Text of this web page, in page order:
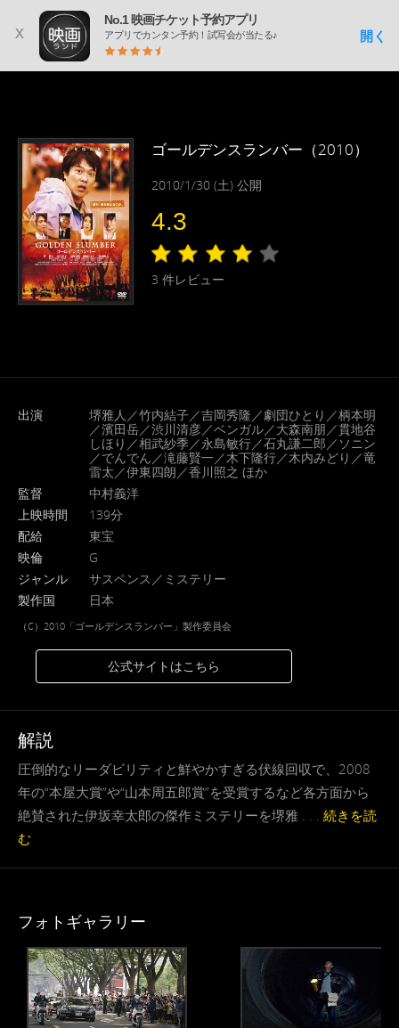
x
No.1 映画チケット予約アプリ
アプリでカンタン予約！試写会が当たる♪ 開く
ゴールデンスランバー（2010）
2010/1/30 (土) 公開
4.3
3 件レビュー
出演
堺雅人／竹内結子／吉岡秀隆／劇団ひとり／柄本明
／濱田岳／渋川清彦／ベンガル／大森南朋／貫地谷
しほり／相武紗季／永島敏行／石丸謙二郎／ソニン
／でんでん／滝藤賢一／木下隆行／木内みどり／竜
雷太／伊東四朗／香川照之 ほか
監督
中村義洋
上映時間
139分
配給
東宝
映倫
G
ジャンル
サスペンス／ミステリー
製作国
日本
（C）2010「ゴールデンスランバー」製作委員会
公式サイトはこちら
解説
圧倒的なリーダビリティと鮮やかすぎる伏線回収で、2008
年の“本屋大賞”や“山本周五郎賞”を受賞するなど各方面から
絶賛された伊坂幸太郎の傑作ミステリーを堺雅 . . . 続きを読
む
フォトギャラリー